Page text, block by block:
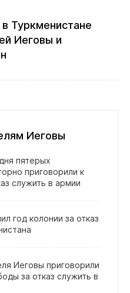
Туркменистане
Иеговы и
Иеговы
пятерых
приговорили к
служить в армии
год колонии за отказ
Иеговы приговорили
за отказ служить в